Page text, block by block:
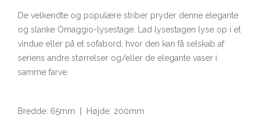
De velkendte og populære striber pryder denne elegante
og slanke Omaggio-lysestage. Lad lysestagen lyse op i et
vindue eller på et sofabord, hvor den kan få selskab af
seriens andre størrelser og/eller de elegante vaser i
samme farve.
Bredde: 65mm | Højde: 200mm